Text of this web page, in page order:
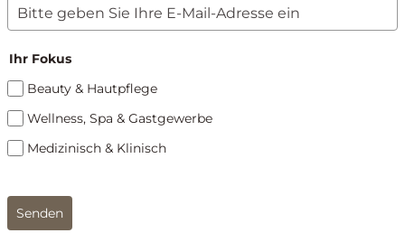
Ihr Fokus
Beauty & Hautpflege
Wellness, Spa & Gastgewerbe
Medizinisch & Klinisch
Senden